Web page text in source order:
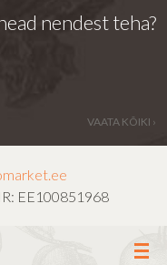
nendest teha?
VAATA KÕIKI ›
EE100851968